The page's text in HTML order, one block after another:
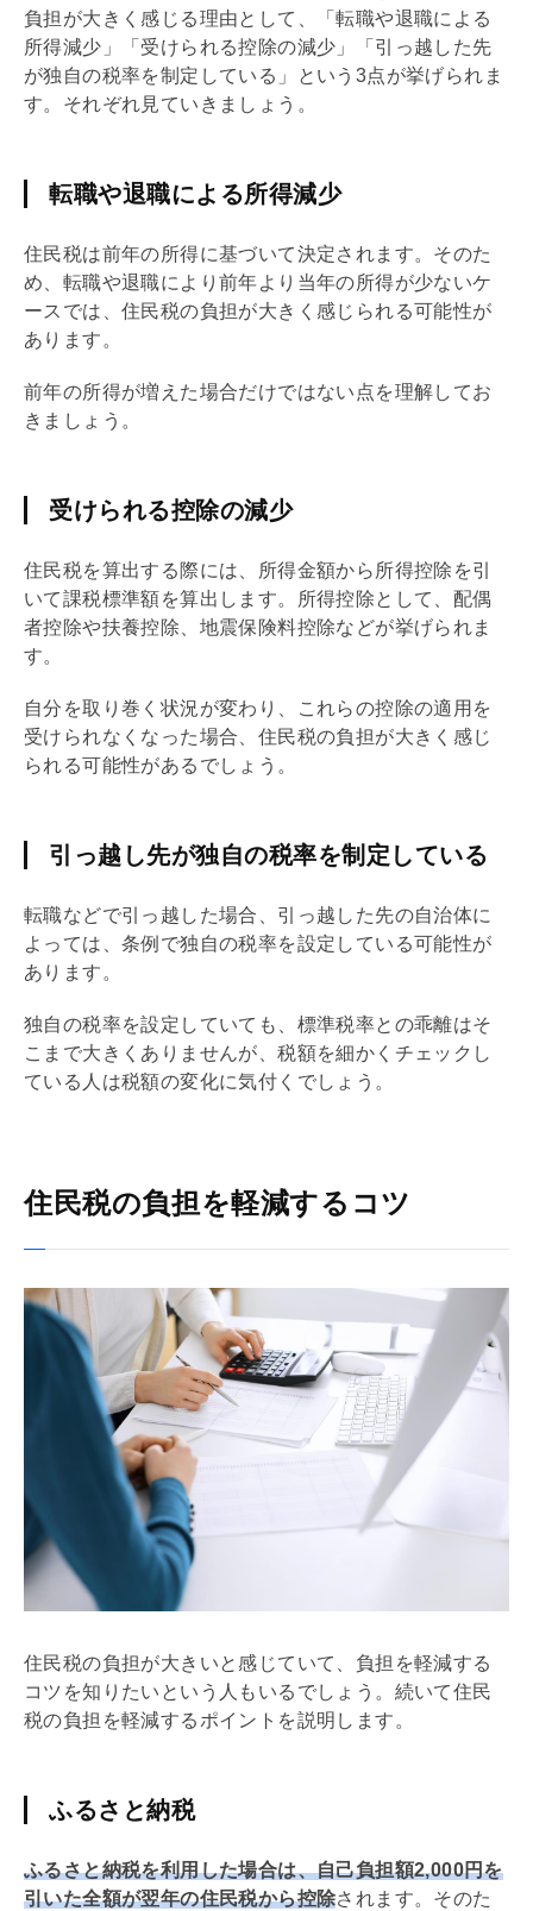
負担が大きく感じる理由として、「転職や退職による
所得減少」「受けられる控除の減少」「引っ越した先
が独自の税率を制定している」という3点が挙げられま
す。それぞれ見ていきましょう。
転職や退職による所得減少
住民税は前年の所得に基づいて決定されます。そのた
め、転職や退職により前年より当年の所得が少ないケ
ースでは、住民税の負担が大きく感じられる可能性が
あります。
前年の所得が増えた場合だけではない点を理解してお
きましょう。
受けられる控除の減少
住民税を算出する際には、所得金額から所得控除を引
いて課税標準額を算出します。所得控除として、配偶
者控除や扶養控除、地震保険料控除などが挙げられま
す。
自分を取り巻く状況が変わり、これらの控除の適用を
受けられなくなった場合、住民税の負担が大きく感じ
られる可能性があるでしょう。
引っ越し先が独自の税率を制定している
転職などで引っ越した場合、引っ越した先の自治体に
よっては、条例で独自の税率を設定している可能性が
あります。
独自の税率を設定していても、標準税率との乖離はそ
こまで大きくありませんが、税額を細かくチェックし
ている人は税額の変化に気付くでしょう。
住民税の負担を軽減するコツ
住民税の負担が大きいと感じていて、負担を軽減する
コツを知りたいという人もいるでしょう。続いて住民
税の負担を軽減するポイントを説明します。
ふるさと納税
ふるさと納税を利用した場合は、自己負担額2,000円を
引いた全額が翌年の住民税から控除されます。そのた